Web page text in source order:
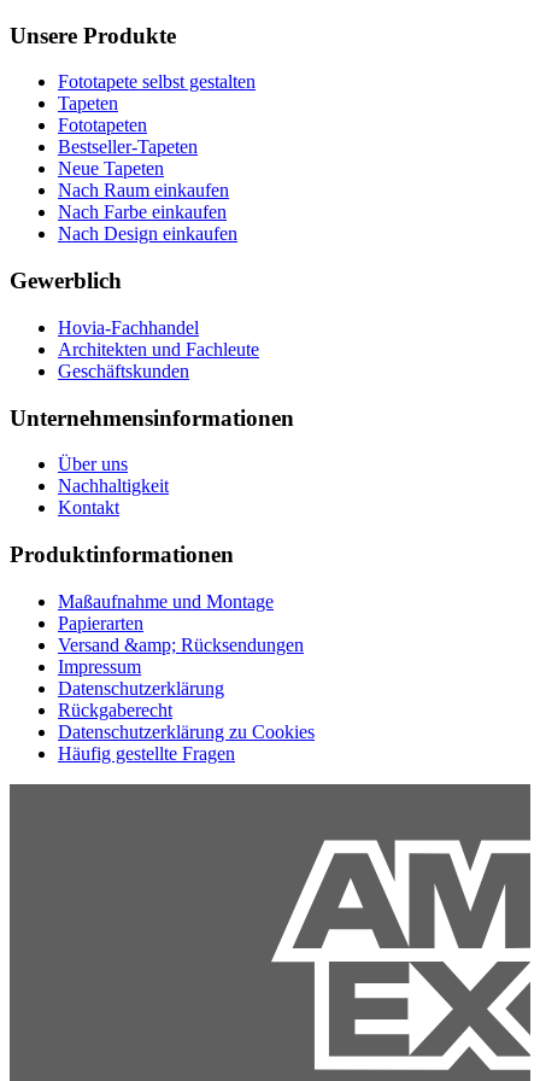
Unsere Produkte
Fototapete selbst gestalten
Tapeten
Fototapeten
Bestseller-Tapeten
Neue Tapeten
Nach Raum einkaufen
Nach Farbe einkaufen
Nach Design einkaufen
Gewerblich
Hovia-Fachhandel
Architekten und Fachleute
Geschäftskunden
Unternehmensinformationen
Über uns
Nachhaltigkeit
Kontakt
Produktinformationen
Maßaufnahme und Montage
Papierarten
Versand &amp; Rücksendungen
Impressum
Datenschutzerklärung
Rückgaberecht
Datenschutzerklärung zu Cookies
Häufig gestellte Fragen